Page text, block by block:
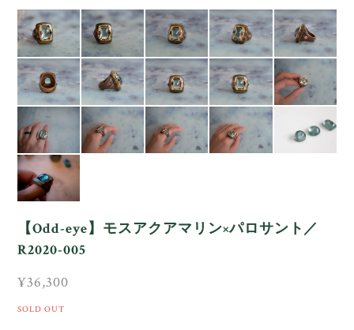
【Odd-eye】モスアクアマリン×パロサント／
R2020-005
¥36,300
SOLD OUT